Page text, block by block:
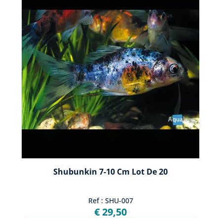
Shubunkin 7-10 Cm Lot De 20
Ref : SHU-007
€ 29,50